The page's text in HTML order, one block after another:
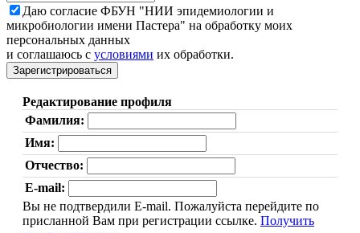
Даю согласие ФБУН "НИИ эпидемиологии и
микробиологии имени Пастера" на обработку моих
персональных данных
и соглашаюсь с условиями их обработки.
Редактирование профиля
Фамилия:
Имя:
Отчество:
E-mail:
Вы не подтвердили E-mail. Пожалуйста перейдите по
присланной Вам при регистрации ссылке. Получить